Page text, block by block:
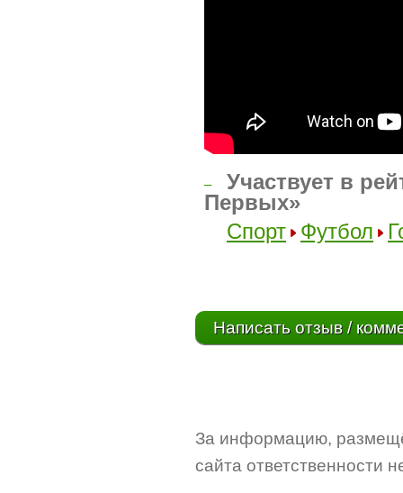
–
Участвует в
Первых»
Спорт
Футбол
Написать отзыв /
За информацию,
сайта ответственности